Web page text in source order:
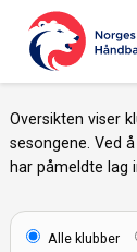
Oversikten viser
sesongene. Ved
har påmeldte lag
Alle klubber